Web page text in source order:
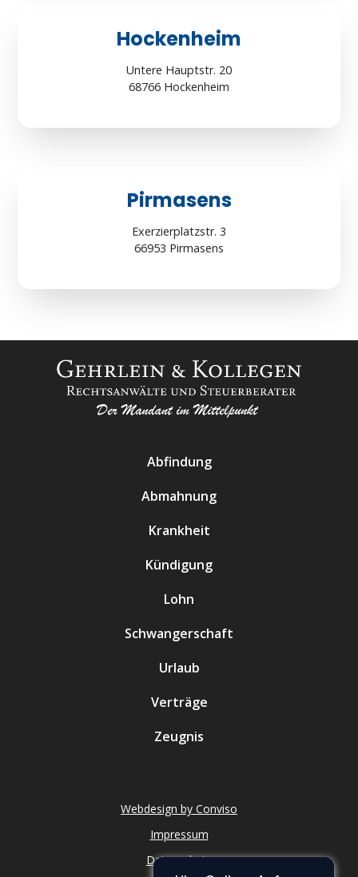
Hockenheim
Untere Hauptstr. 20
68766 Hockenheim
Pirmasens
Exerzierplatzstr. 3
66953 Pirmasens
Abfindung
Abmahnung
Krankheit
Kündigung
Lohn
Schwangerschaft
Urlaub
Verträge
Zeugnis
Webdesign by Conviso
Impressum
Datenschutz